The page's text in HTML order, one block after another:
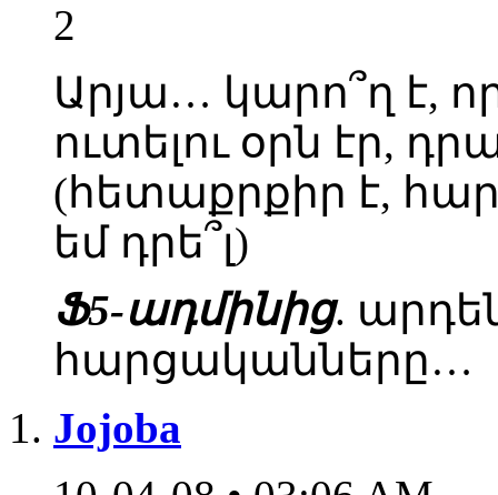
2
Արյա… կարո՞ղ է,
ուտելու օրն էր,
(հետաքրքիր է,
եմ դրե՞լ)
Ֆ5-ադմինից.
հարցականները…
Jojoba